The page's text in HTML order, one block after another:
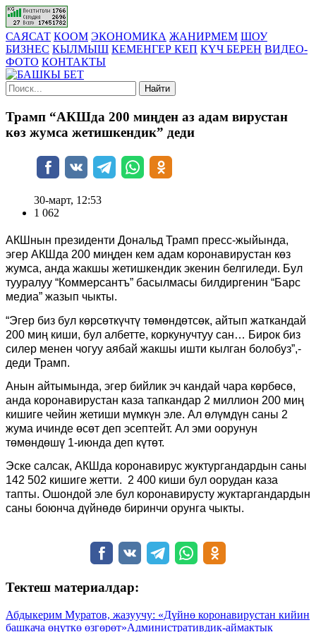
САЯСАТ КООМ ЭКОНОМИКА ЖАНИРМЕМ ШОУ
БИЗНЕС КЫЛМЫШ КЕМЕНГЕР КЕП КҮЧ БЕРЕН ВИДЕО-
ФОТО КОНТАКТЫ
Найти
Трамп “АКШда 200 миңден аз адам вирустан
көз жумса жетишкендик” деди
30-март, 12:53
1 062
АКШнын президенти Дональд Трамп пресс-жыйында,
эгер АКШда 200 миңден кем адам коронавирустан көз
жумса, анда жакшы жетишкендик экенин белгиледи. Бул
тууралуу “Коммерсантъ” басылмасы билдиргенин “Барс
медиа” жазып чыкты.
“Эгер биз бул көрсөткүчтү төмөндөтсөк, айтып жаткандай
200 миң киши, бул албетте, коркунучтуу сан… Бирок биз
силер менен чогуу аябай жакшы ишти кылган болобуз”,-
деди Трамп.
Анын айтымында, эгер бийлик эч кандай чара көрбөсө,
анда коронавирустан каза тапкандар 2 миллион 200 миң
кишиге чейин жетиши мүмкүн эле. Ал өлүмдүн саны 2
жума ичинде өсөт деп эсептейт. Ал эми оорунун
төмөндөшү 1-июнда деп күтөт.
Эске салсак, АКШда коронавирус жуктургандардын саны
142 502 кишиге жетти. 2 400 киши бул оорудан каза
тапты. Ошондой эле бул коронавирусту жуктаргандардын
саны боюнча дүйнөдө биринчи орунга чыкты.
Тектеш материалдар:
Абдыкерим Муратов, жазуучу: «Дүйнө коронавирустан кийин
башкача өңүткө өзгөрөт»Административдик-аймактык